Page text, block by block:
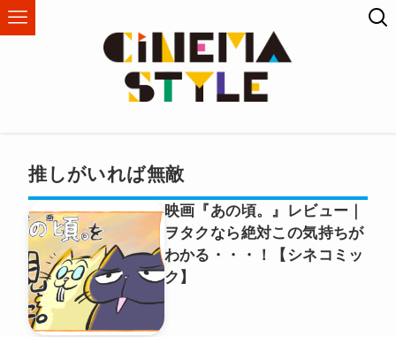
推しがいれば無敵
映画『あの頃。』レビュー｜
ヲタクなら絶対この気持ちが
わかる・・・！【シネコミッ
ク】